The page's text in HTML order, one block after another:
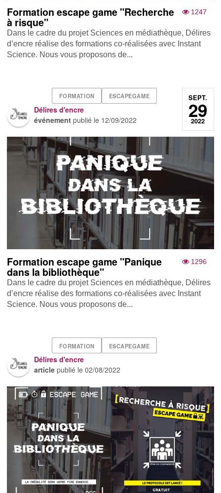
1247
Formation escape game "Recherche
à risque"
Dans le cadre du projet Sciences en médiathèque, Délires
d’encre réalise des formations co-réalisées avec Instant
Science. Nous vous proposons de...
FORMATION ESCAPEGAME
Délires d'encre
événement publié le 12/09/2022
SEPT.
29
2022
1296
Formation escape game "Panique
dans la bibliothèque"
Dans le cadre du projet Sciences en médiathèque, Délires
d’encre réalise des formations co-réalisées avec Instant
Science. Nous vous proposons de...
FORMATION ESCAPEGAME
Délires d'encre
article publié le02/08/2022